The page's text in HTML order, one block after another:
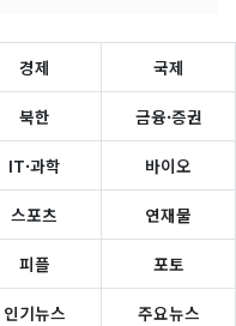
경제 국제
북한 금융·증권
IT·과학 바이오
스포츠 연재물
피플 포토
인기뉴스 주요뉴스